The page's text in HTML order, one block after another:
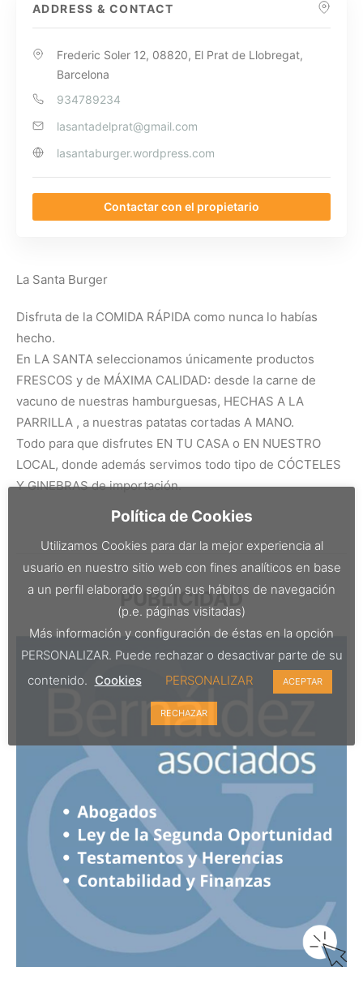
ADDRESS & CONTACT
Frederic Soler 12, 08820, El Prat de Llobregat,
Barcelona
934789234
lasantadelprat@gmail.com
lasantaburger.wordpress.com
Contactar con el propietario
La Santa Burger
Disfruta de la COMIDA RÁPIDA como nunca lo habías
hecho.
En LA SANTA seleccionamos únicamente productos
FRESCOS y de MÁXIMA CALIDAD: desde la carne de
vacuno de nuestras hamburguesas, HECHAS A LA
PARRILLA , a nuestras patatas cortadas A MANO.
Todo para que disfrutes EN TU CASA o EN NUESTRO
LOCAL, donde además servimos todo tipo de CÓCTELES
Y GINEBRAS de importación.
PUBLICIDAD
Política de Cookies
Utilizamos Cookies para dar la mejor experiencia al
usuario en nuestro sitio web con fines analíticos en base
a un perfil elaborado según sus hábitos de navegación
(p.e. páginas visitadas)
Más información y configuración de éstas en la opción
PERSONALIZAR. Puede rechazar o desactivar parte de su
contenido. Cookies PERSONALIZAR ACEPTAR
RECHAZAR